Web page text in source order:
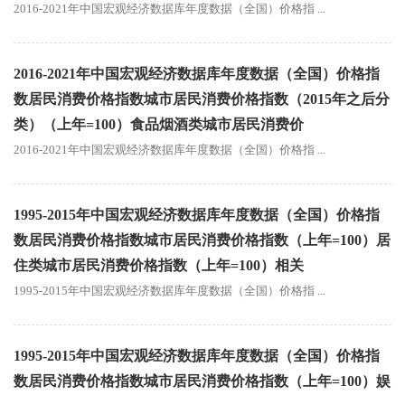
2016-2021年中国宏观经济数据库年度数据（全国）价格指 ...
2016-2021年中国宏观经济数据库年度数据（全国）价格指
数居民消费价格指数城市居民消费价格指数（2015年之后分
类）（上年=100）食品烟酒类城市居民消费价
2016-2021年中国宏观经济数据库年度数据（全国）价格指 ...
1995-2015年中国宏观经济数据库年度数据（全国）价格指
数居民消费价格指数城市居民消费价格指数（上年=100）居
住类城市居民消费价格指数（上年=100）相关
1995-2015年中国宏观经济数据库年度数据（全国）价格指 ...
1995-2015年中国宏观经济数据库年度数据（全国）价格指
数居民消费价格指数城市居民消费价格指数（上年=100）娱